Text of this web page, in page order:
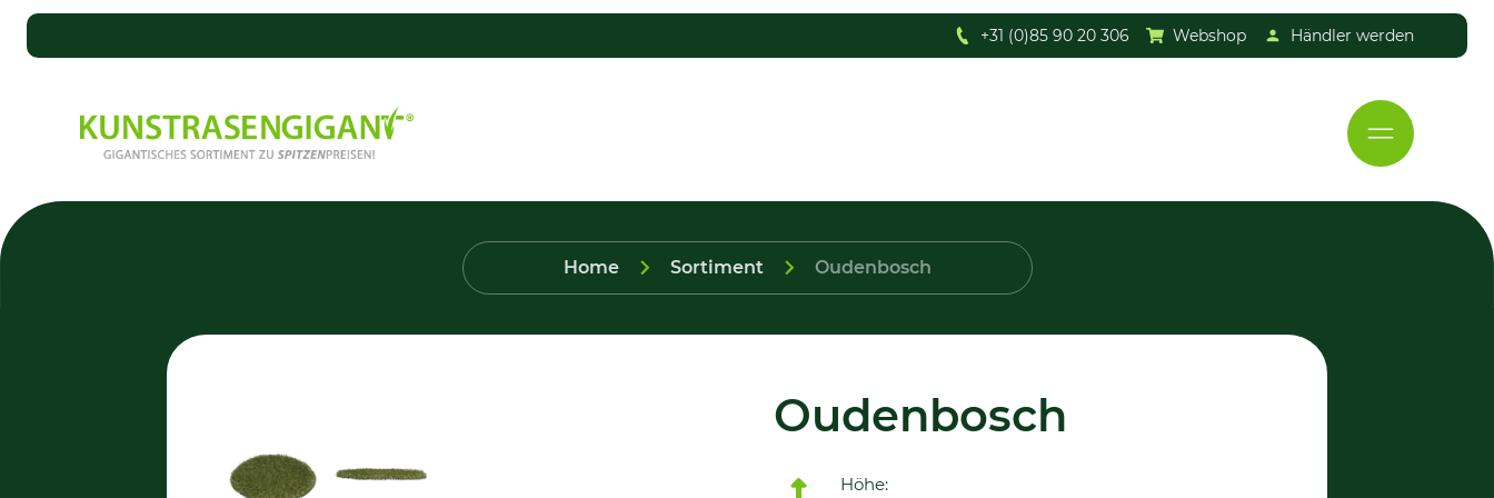
+31 (0)85 90 20 306 Webshop Händler werden
Home Sortiment Oudenbosch
Oudenbosch
Höhe: